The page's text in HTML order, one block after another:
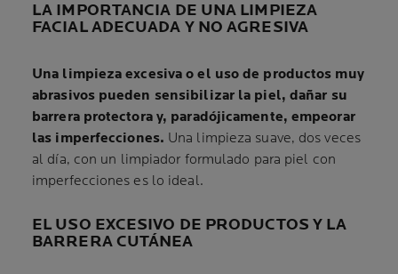
LA IMPORTANCIA DE UNA LIMPIEZA
FACIAL ADECUADA Y NO AGRESIVA
Una limpieza excesiva o el uso de productos muy
abrasivos pueden sensibilizar la piel, dañar su
barrera protectora y, paradójicamente, empeorar
las imperfecciones. Una limpieza suave, dos veces
al día, con un limpiador formulado para piel con
imperfecciones es lo ideal.
EL USO EXCESIVO DE PRODUCTOS Y LA
BARRERA CUTÁNEA